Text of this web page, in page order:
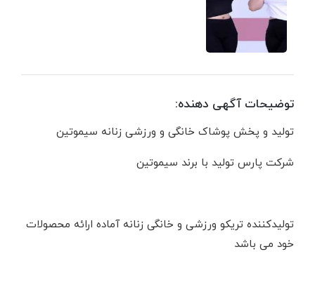
توضیحات آگهی دهنده:
تولید و پخش پوشاک خانگی و ورزشی زنانه سیموتین
شرکت پارس تولید با برند سیموتین
تولیدکننده تریکو ورزشی و خانگی زنانه آماده ارائه محصولات
خود می باشد